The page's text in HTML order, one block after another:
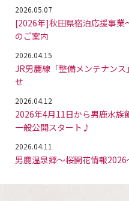
2026.05.07
[2026年]秋田県宿泊応援事業
のご案内
2026.04.15
JR男鹿線「整備メンテナン
せ
2026.04.12
2026年4月11日から男鹿水族
一般公開スタート♪
2026.04.11
男鹿温泉郷～桜開花情報2026